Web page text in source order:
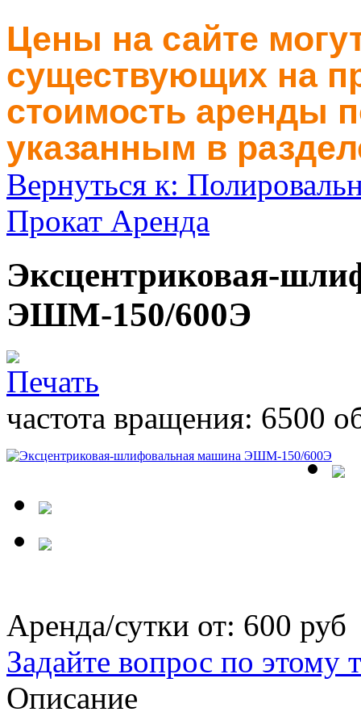
Цены на сайте
существующих на
стоимость аренды
указанным в
Вернуться к:
Прокат Аренда
Эксцентриковая-
ЭШМ-150/600Э
частота вращения: 6500
Аренда/сутки от: 600 руб
Задайте вопрос по этому
Описание